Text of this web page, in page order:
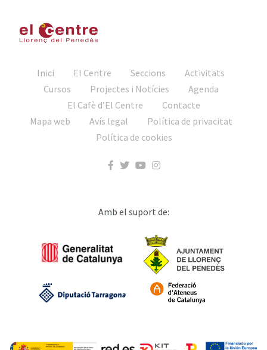
Inici El Centre Seccions
Activitats
Cursos
Projectes i Notícies
Agenda
El Cafè d’El Centre
Contacte
Mapa web
Avís legal
Política de privacitat
Política de cookies
Amb el suport de: